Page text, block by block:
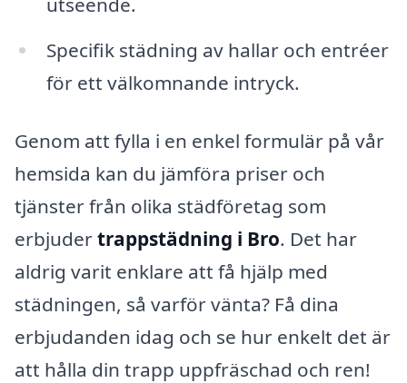
Specifik städning av hallar och entréer
för ett välkomnande intryck.
Genom att fylla i en enkel formulär på vår
hemsida kan du jämföra priser och
tjänster från olika städföretag som
erbjudertrappstädning i Bro. Det har
aldrig varit enklare att få hjälp med
städningen, så varför vänta? Få dina
erbjudanden idag och se hur enkelt det är
att hålla din trapp uppfräschad och ren!